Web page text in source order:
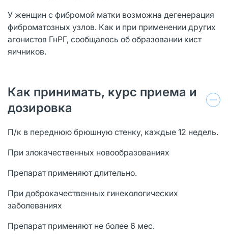
У женщин с фибромой матки возможна дегенерация
фиброматозных узлов. Как и при применении других
агонистов ГнРГ, сообщалось об образовании кист
яичников.
Как принимать, курс приема и
дозировка
П/к в переднюю брюшную стенку, каждые 12 недель.
При злокачественных новообразованиях
Препарат применяют длительно.
При доброкачественных гинекологических
заболеваниях
Препарат применяют не более 6 мес.